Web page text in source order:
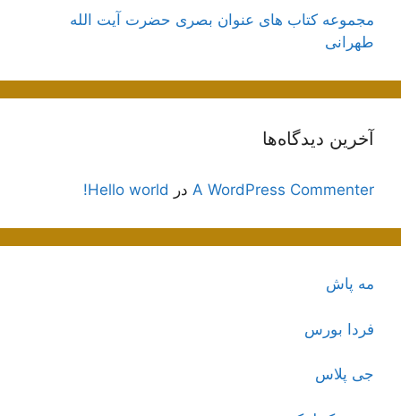
مجموعه کتاب های عنوان بصری حضرت آیت الله
طهرانی
آخرین دیدگاه‌ها
A WordPress Commenter در Hello world!
مه پاش
فردا بورس
جی پلاس